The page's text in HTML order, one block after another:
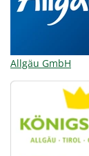
Allgäu GmbH